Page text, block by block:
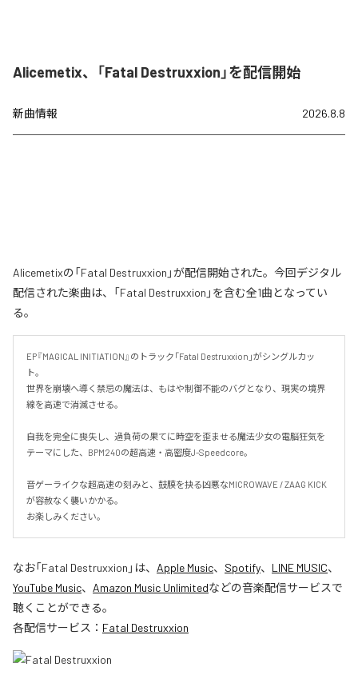
Alicemetix、「Fatal Destruxxion」を配信開始
新曲情報 2026.8.8
Alicemetixの「Fatal Destruxxion」が配信開始された。今回デジタル
配信された楽曲は、「Fatal Destruxxion」を含む全1曲となってい
る。
EP『MAGICAL INITIATION』のトラック「Fatal Destruxxion」がシングルカッ
ト。
世界を崩壊へ導く禁忌の魔法は、もはや制御不能のバグとなり、現実の境界
線を高速で消滅させる。
自我を完全に喪失し、過負荷の果てに時空を歪ませる魔法少女の電脳狂気を
テーマにした、BPM240の超高速・高密度J-Speedcore。
音ゲーライクな超高速の刻みと、鼓膜を抉る凶悪なMICROWAVE / ZAAG KICK
が容赦なく襲いかかる。
お楽しみください。
なお「Fatal Destruxxion 」は、 Apple Music、 Spotify、 LINE MUSIC、
YouTube Music、 Amazon Music Unlimitedなどの音楽配信サービスで
聴くことができる。
各配信サービス： Fatal Destruxxion